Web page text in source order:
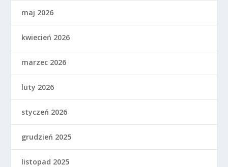
maj 2026
kwiecień 2026
marzec 2026
luty 2026
styczeń 2026
grudzień 2025
listopad 2025